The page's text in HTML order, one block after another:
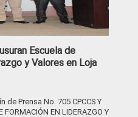
Escuela de
y Valores en Loja
Prensa No. 705 CPCCS Y
FORMACIÓN EN LIDERAZGO Y